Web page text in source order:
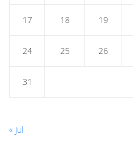
17 18 19
24 25 26
31
« Jul